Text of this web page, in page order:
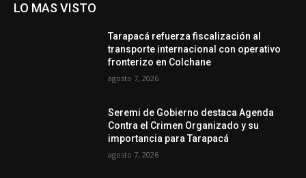
LO MAS VISTO
Tarapacá refuerza fiscalización al
transporte internacional con operativo
fronterizo en Colchane
agosto 7, 2026
Seremi de Gobierno destaca Agenda
Contra el Crimen Organizado y su
importancia para Tarapacá
agosto 7, 2026